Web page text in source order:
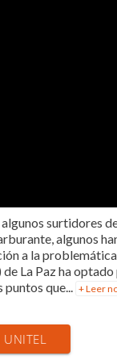
surtidores
algunos
a la
La Paz ha
que... + Leer